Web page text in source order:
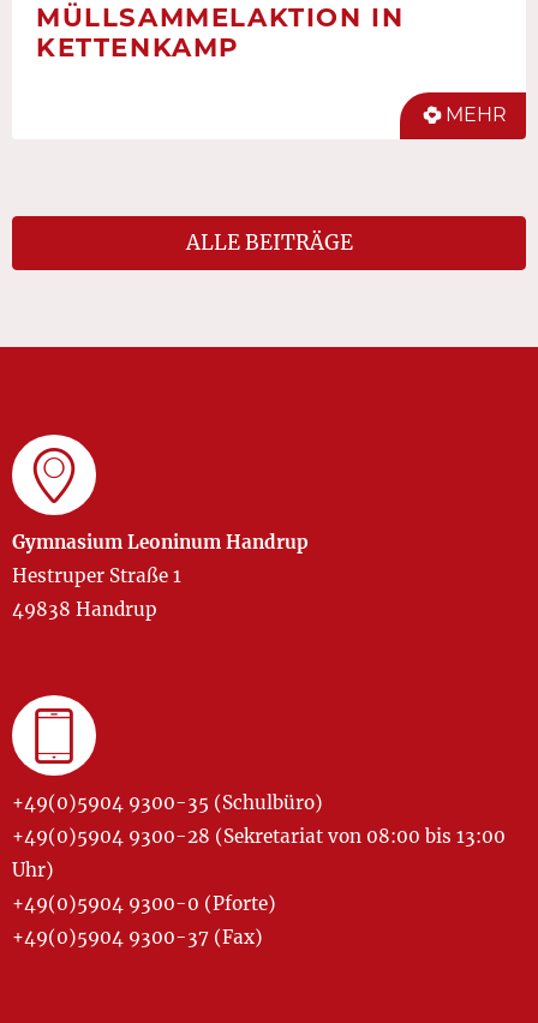
MÜLLSAMMELAKTION IN
KETTENKAMP
MEHR
ALLE BEITRÄGE
Gymnasium Leoninum Handrup
Hestruper Straße 1
49838 Handrup
+49(0)5904 9300-35 (Schulbüro)
+49(0)5904 9300-28 (Sekretariat von 08:00 bis 13:00
Uhr)
+49(0)5904 9300-0 (Pforte)
+49(0)5904 9300-37 (Fax)